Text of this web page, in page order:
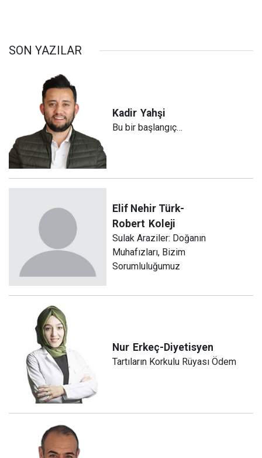
SON YAZILAR
Kadir Yahşi
Bu bir başlangıç…
Elif Nehir Türk-
Robert Koleji
Sulak Araziler: Doğanın
Muhafızları, Bizim
Sorumluluğumuz
Nur Erkeç-Diyetisyen
Tartıların Korkulu Rüyası Ödem